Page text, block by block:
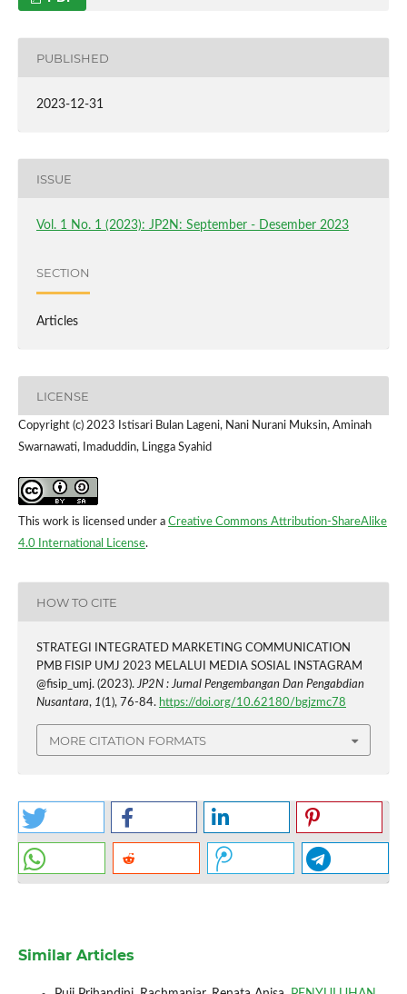
PUBLISHED
2023-12-31
ISSUE
Vol. 1 No. 1 (2023): JP2N: September - Desember 2023
SECTION
Articles
LICENSE
Copyright (c) 2023 Istisari Bulan Lageni, Nani Nurani Muksin, Aminah
Swarnawati, Imaduddin, Lingga Syahid
This work is licensed under a Creative Commons Attribution-ShareAlike
4.0 International License.
HOW TO CITE
STRATEGI INTEGRATED MARKETING COMMUNICATION
PMB FISIP UMJ 2023 MELALUI MEDIA SOSIAL INSTAGRAM
@fisip_umj. (2023).JP2N : Jurnal Pengembangan Dan Pengabdian
Nusantara, 1(1), 76-84. https://doi.org/10.62180/bgjzmc78
MORE CITATION FORMATS
Similar Articles